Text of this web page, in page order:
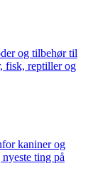
og tilbehør til
fisk, reptiller og
kaniner og
ting på